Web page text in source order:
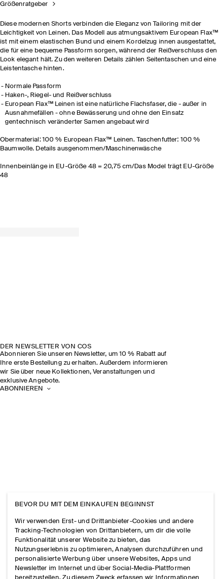
Größenratgeber
Diese modernen Shorts verbinden die Eleganz von Tailoring mit der
Leichtigkeit von Leinen. Das Modell aus atmungsaktivem European Flax™
ist mit einem elastischen Bund und einem Kordelzug innen ausgestattet,
die für eine bequeme Passform sorgen, während der Reißverschluss den
Look elegant hält. Zu den weiteren Details zählen Seitentaschen und eine
Leistentasche hinten.
Normale Passform
Haken-, Riegel- und Reißverschluss
European Flax™ Leinen ist eine natürliche Flachsfaser, die - außer in
Ausnahmefällen - ohne Bewässerung und ohne den Einsatz
gentechnisch veränderter Samen angebaut wird
Obermaterial: 100 % European Flax™ Leinen. Taschenfutter: 100 %
Baumwolle. Details ausgenommen/Maschinenwäsche
Innenbeinlänge in EU-Größe 48 = 20,75 cm/Das Model trägt EU-Größe
48
DER NEWSLETTER VON COS
Abonnieren Sie unseren Newsletter, um 10 % Rabatt auf
Ihre erste Bestellung zu erhalten. Außerdem informieren
wir Sie über neue Kollektionen, Veranstaltungen und
exklusive Angebote.
ABONNIEREN
BEVOR DU MIT DEM EINKAUFEN BEGINNST
Wir verwenden Erst- und Drittanbieter-Cookies und andere
Tracking-Technologien von Drittanbietern, um dir die volle
Funktionalität unserer Website zu bieten, das
Nutzungserlebnis zu optimieren, Analysen durchzuführen und
personalisierte Werbung über unsere Websites, Apps und
Newsletter im Internet und über Social-Media-Plattformen
bereitzustellen. Zu diesem Zweck erfassen wir Informationen